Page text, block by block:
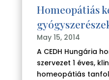
Homeopátiás
May 15, 2014
A CEDH Hungária
szervezet 1 éves,
homeopátiás